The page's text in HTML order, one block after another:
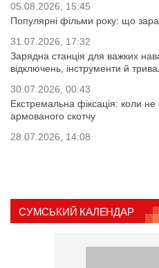
05.08.2026, 15:45
Популярні фільми року: що
31.07.2026, 17:32
Зарядна станція для важких
відключень, інструменти й
30.07.2026, 00:43
Екстремальна фіксація: коли не
армованого скотчу
28.07.2026, 14:08
СУМСЬКИЙ КАЛЕНДАР